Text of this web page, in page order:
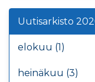
Uutisarkisto
elokuu (1)
heinäkuu (3)